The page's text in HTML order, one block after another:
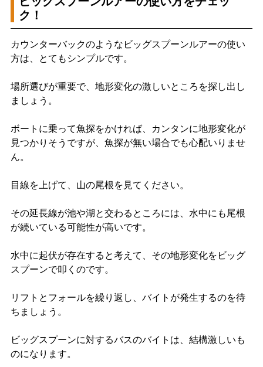
ク！
カウンターバックのようなビッグスプーンルアーの使い
方は、とてもシンプルです。
場所選びが重要で、地形変化の激しいところを探し出し
ましょう。
ボートに乗って魚探をかければ、カンタンに地形変化が
見つかりそうですが、魚探が無い場合でも心配いりませ
ん。
目線を上げて、山の尾根を見てください。
その延長線が池や湖と交わるところには、水中にも尾根
が続いている可能性が高いです。
水中に起伏が存在すると考えて、その地形変化をビッグ
スプーンで叩くのです。
リフトとフォールを繰り返し、バイトが発生するのを待
ちましょう。
ビッグスプーンに対するバスのバイトは、結構激しいも
のになります。